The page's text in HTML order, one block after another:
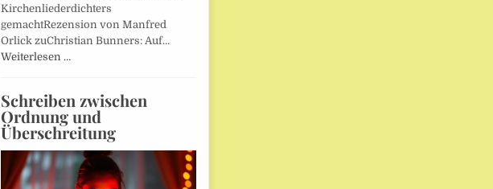
Kirchenliederdichters
gemachtRezension von Manfred
Orlick zuChristian Bunners: Auf…
Weiterlesen …
Schreiben zwischen
Ordnung und
Überschreitung